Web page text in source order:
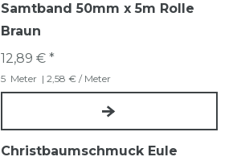
Samtband 50mm x 5m Rolle
Braun
12,89 € *
5 Meter | 2,58 € / Meter
Christbaumschmuck Eule